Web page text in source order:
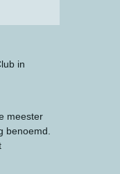
in
meester
benoemd.